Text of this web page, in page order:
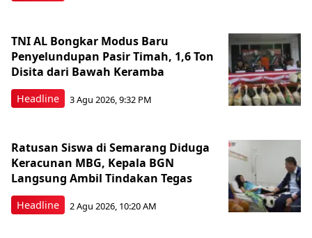
Headline
TNI AL Bongkar Modus Baru
Penyelundupan Pasir Timah, 1,6 Ton
Disita dari Bawah Keramba
3 Agu 2026, 9:32 PM
Headline
Ratusan Siswa di Semarang Diduga
Keracunan MBG, Kepala BGN
Langsung Ambil Tindakan Tegas
2 Agu 2026, 10:20 AM